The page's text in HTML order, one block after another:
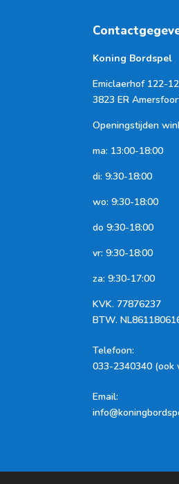
Koning Bordspel
Emiclaerhof 122-
3823 ER
Openingstijden
ma: 13:00-18:00
di: 9:30-18:00
wo: 9:30-18:00
do 9:30-18:00
vr: 9:30-18:00
za: 9:30-17:00
KVK. 77876237
BTW.
Telefoon:
033-2340340 (ook
Email: